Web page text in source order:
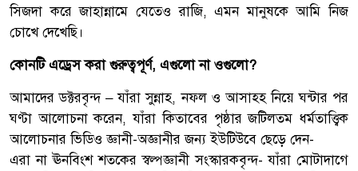
সিজদা করে জাহান্নামে যেতেও রাজি, এমন মানুষকে আমি নিজ
চোখে দেখেছি।
কোনটি এড্রেস করা গুরুত্বপূর্ণ, এগুলো না ওগুলো?
আমাদের ডক্টরবৃন্দ – যাঁরা সুন্নাহ, নফল ও আসাহ্হ নিয়ে ঘন্টার পর
ঘণ্টা আলোচনা করেন, যাঁরা কিতাবের পৃষ্ঠার জটিলতম ধর্মতাত্ত্বিক
আলোচনার ভিডিও জ্ঞানী-অজ্ঞানীর জন্য ইউটিউবে ছেড়ে দেন-
এরা না ঊনবিংশ শতকের স্বল্পজ্ঞানী সংস্কারকবৃন্দ- যাঁরা মোটাদাগে